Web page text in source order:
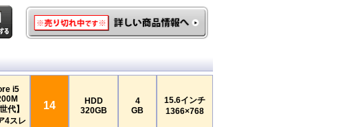
i5
代】
4スレ
14
HDD
320GB
4
GB
15.6インチ
1366×768